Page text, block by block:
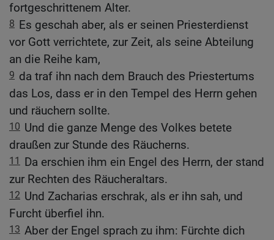
fortgeschrittenem Alter.
8 Es geschah aber, als er seinen Priesterdienst
vor Gott verrichtete, zur Zeit, als seine Abteilung
an die Reihe kam,
9 da traf ihn nach dem Brauch des Priestertums
das Los, dass er in den Tempel des Herrn gehen
und räuchern sollte.
10 Und die ganze Menge des Volkes betete
draußen zur Stunde des Räucherns.
11
Da erschien ihm ein Engel des Herrn, der stand
zur Rechten des Räucheraltars.
12 Und Zacharias erschrak, als er ihn sah, und
Furcht überfiel ihn.
13 Aber der Engel sprach zu ihm: Fürchte dich